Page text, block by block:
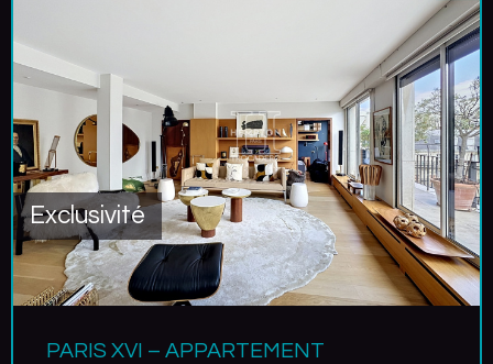
Exclusivité
PARIS XVI – APPARTEMENT